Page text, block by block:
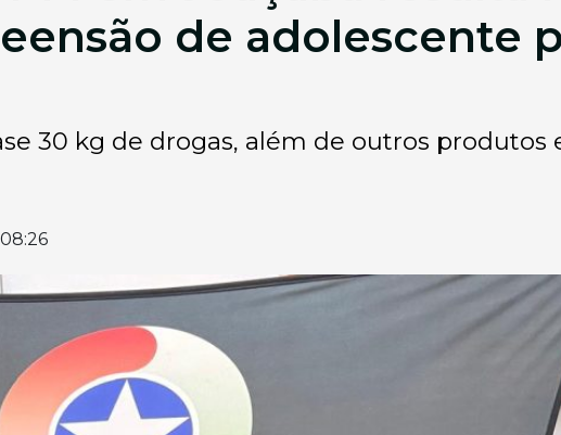
de adolescente
30 kg de drogas, além de outros produtos